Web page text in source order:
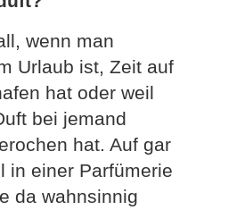
wenn man
Urlaub ist, Zeit auf
hat oder weil
bei jemand
hat. Auf gar
in einer Parfümerie
da wahnsinnig